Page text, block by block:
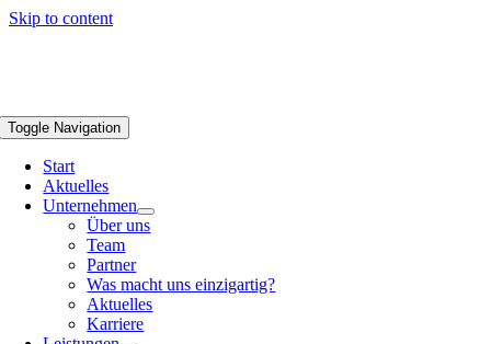
Skip to content
Toggle Navigation
Start
Aktuelles
Unternehmen
Über uns
Team
Partner
Was macht uns einzigartig?
Aktuelles
Karriere